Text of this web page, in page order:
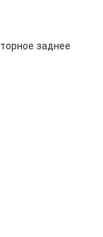
заднее